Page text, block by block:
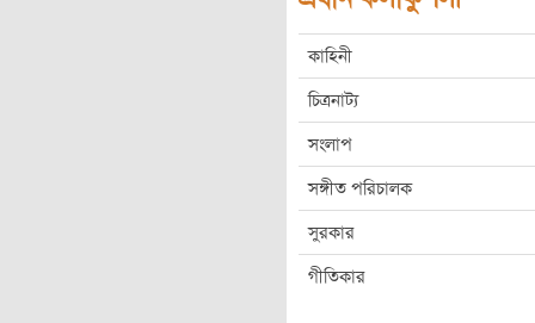
কাহিনী
চিত্রনাট্য
সংলাপ
সঙ্গীত পরিচালক
সুরকার
গীতিকার